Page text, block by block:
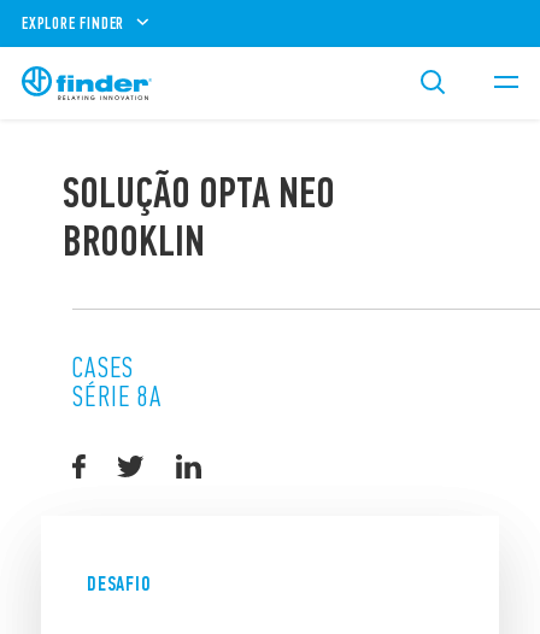
EXPLORE FINDER
SOLUÇÃO OPTA NEO
BROOKLIN
CASES
SÉRIE 8A
DESAFIO